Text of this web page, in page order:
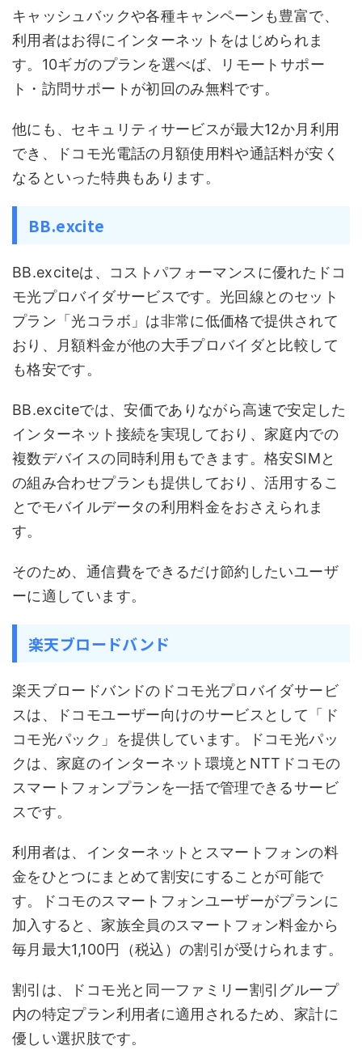
キャッシュバックや各種キャンペーンも豊富で、
利用者はお得にインターネットをはじめられま
す。10ギガのプランを選べば、リモートサポー
ト・訪問サポートが初回のみ無料です。
他にも、セキュリティサービスが最大12か月利用
でき、ドコモ光電話の月額使用料や通話料が安く
なるといった特典もあります。
BB.excite
BB.exciteは、コストパフォーマンスに優れたドコ
モ光プロバイダサービスです。光回線とのセット
プラン「光コラボ」は非常に低価格で提供されて
おり、月額料金が他の大手プロバイダと比較して
も格安です。
BB.exciteでは、安価でありながら高速で安定した
インターネット接続を実現しており、家庭内での
複数デバイスの同時利用もできます。格安SIMと
の組み合わせプランも提供しており、活用するこ
とでモバイルデータの利用料金をおさえられま
す。
そのため、通信費をできるだけ節約したいユーザ
ーに適しています。
楽天ブロードバンド
楽天ブロードバンドのドコモ光プロバイダサービ
スは、ドコモユーザー向けのサービスとして「ド
コモ光パック」を提供しています。ドコモ光パッ
クは、家庭のインターネット環境とNTTドコモの
スマートフォンプランを一括で管理できるサービ
スです。
利用者は、インターネットとスマートフォンの料
金をひとつにまとめて割安にすることが可能で
す。ドコモのスマートフォンユーザーがプランに
加入すると、家族全員のスマートフォン料金から
毎月最大1,100円（税込）の割引が受けられます。
割引は、ドコモ光と同一ファミリー割引グループ
内の特定プラン利用者に適用されるため、家計に
優しい選択肢です。